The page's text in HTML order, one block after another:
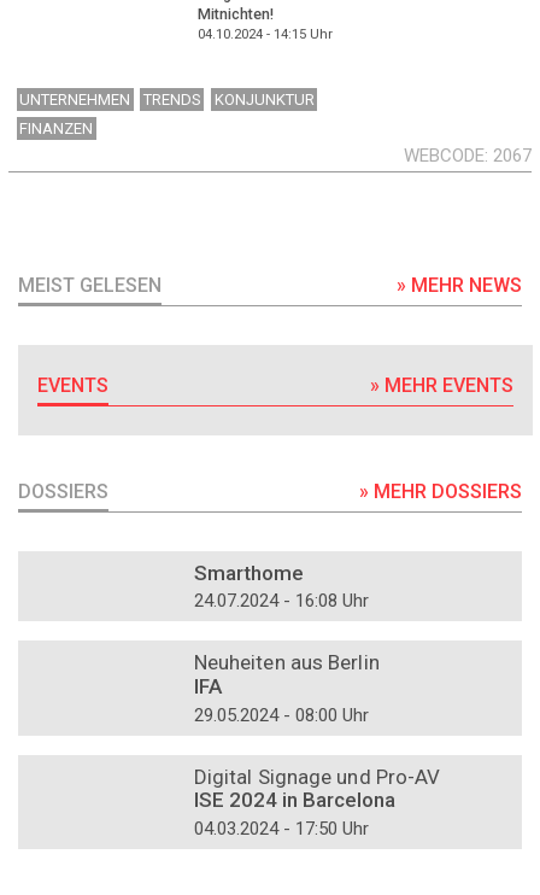
Mitnichten!
04.10.2024 - 14:15Uhr
UNTERNEHMEN TRENDS
KONJUNKTUR
FINANZEN
WEBCODE 2067
MEIST GELESEN » MEHR NEWS
EVENTS » MEHR EVENTS
DOSSIERS » MEHR DOSSIERS
Smarthome
24.07.2024 - 16:08 Uhr
Neuheiten aus Berlin
IFA
29.05.2024 - 08:00 Uhr
Digital Signage und Pro-AV
ISE 2024 in Barcelona
04.03.2024 - 17:50 Uhr